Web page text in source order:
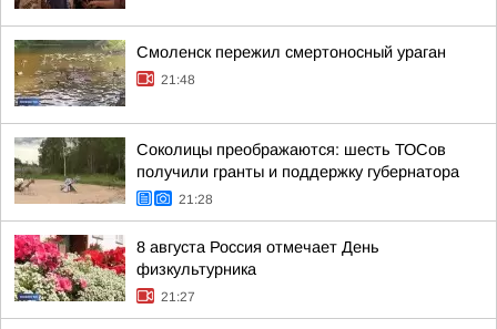
Смоленск пережил смертоносный ураган
21:48
Соколицы преображаются: шесть ТОСов
получили гранты и поддержку губернатора
21:28
8 августа Россия отмечает День
физкультурника
21:27